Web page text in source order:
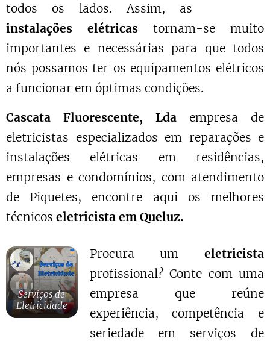
todos os lados. Assim, as
instalações elétricas tornam-se muito
importantes e necessárias para que todos
nós possamos ter os equipamentos elétricos
a funcionar em óptimas condições.
Cascata Fluorescente, Lda empresa de
eletricistas especializados em reparações e
instalações elétricas em residências,
empresas e condomínios, com atendimento
de Piquetes, encontre aqui os melhores
técnicos eletricista em Queluz.
Serviços de
Eletricidade
Procura um eletricista
profissional? Conte com uma
empresa que reúne
experiência, competência e
seriedade em serviços de